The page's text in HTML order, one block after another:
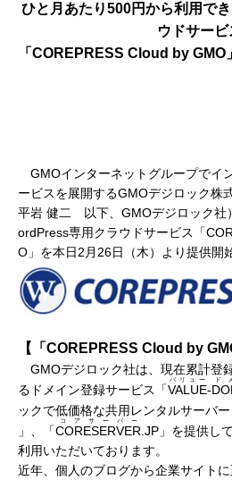
ひと月あたり500円から利用で
ウドサービ
「COREPRESS Cloud by GMO
GMOインターネットグループでイ
ービスを展開するGMOデジロック株
平岩 健二 以下、GMOデジロック社
ordPress専用クラウドサービス「
O」を本日2月26日（木）より提供開
【「 COREPRESS Cloud by
GMOデジロック社は、現在累計登
るドメイン登録サービス「VALUE
バリュー
-
ド
ックで低価格な共用レンタルサーバー
」、「CORESERVER
コアサーバー
.JP 」を提供し
利用いただいております。
近年、個人のブログから企業サイト